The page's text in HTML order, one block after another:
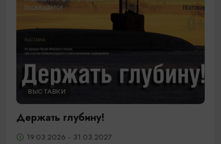
ВЫСТАВКИ
Держать глубину!
19.03.2026 - 31.03.2027